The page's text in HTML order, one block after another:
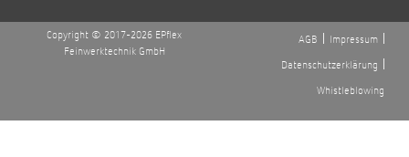
Copyright © 2017-2026 EPflex
Feinwerktechnik GmbH
AGB
Impressum
Datenschutzerklärung
Whistleblowing